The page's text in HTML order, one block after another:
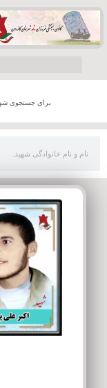
برای جستجوی